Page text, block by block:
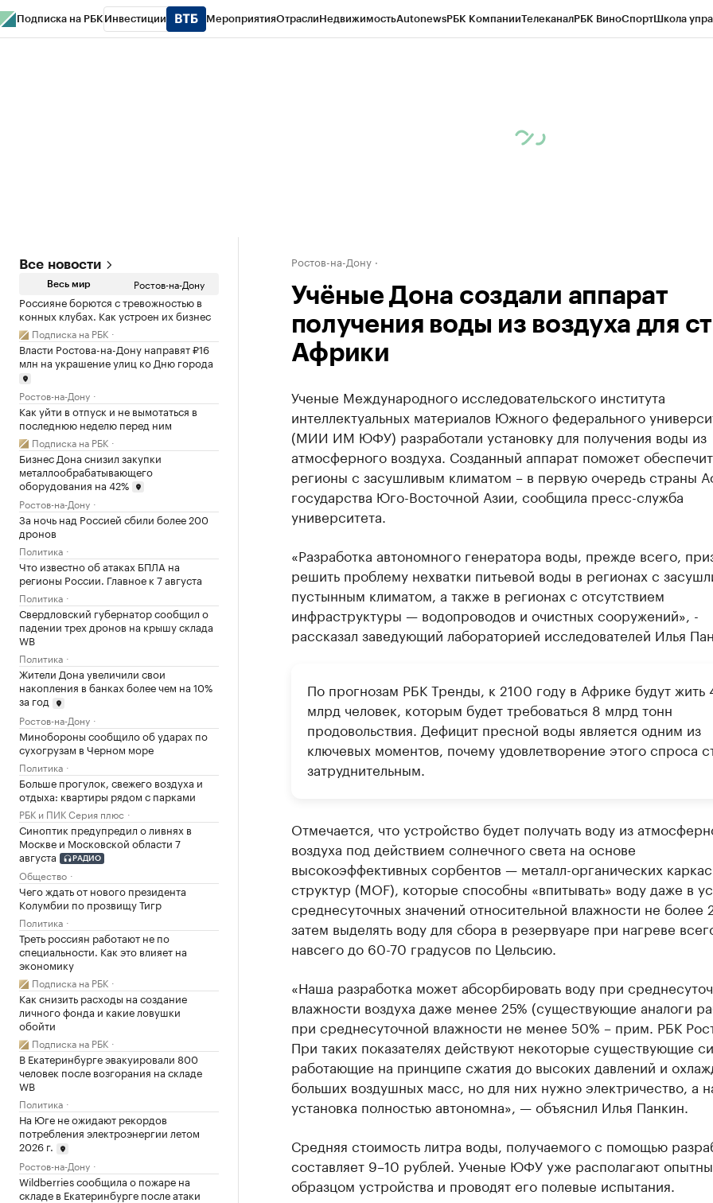
Подписка на РБК Инвестиции МероприятияОтраслиНедвижимостьAutonewsРБК КомпанииТелеканалРБК ВиноСпортШкола
Все новости
Весь мир Ростов-на-Дону
Россияне борются с тревожностью в
конных клубах. Как устроен их бизнес
Подписка на РБК
Власти Ростова-на-Дону направят ₽16
млн на украшение улиц ко Дню города
Ростов-на-Дону
Как уйти в отпуск и не вымотаться в
последнюю неделю перед ним
Подписка на РБК
Бизнес Дона снизил закупки
металлообрабатывающего
оборудования на 42%
Ростов-на-Дону
За ночь над Россией сбили более 200
дронов
Политика
Что известно об атаках БПЛА на
регионы России. Главное к 7 августа
Политика
Свердловский губернатор сообщил о
падении трех дронов на крышу склада
WB
Политика
Жители Дона увеличили свои
накопления в банках более чем на 10%
за год
Ростов-на-Дону
Минобороны сообщило об ударах по
сухогрузам в Черном море
Политика
Больше прогулок, свежего воздуха и
отдыха: квартиры рядом с парками
РБК и ПИК Серия плюс
Синоптик предупредил о ливнях в
Москве и Московской области 7
августа
РАДИО
Общество
Чего ждать от нового президента
Колумбии по прозвищу Тигр
Политика
Треть россиян работают не по
специальности. Как это влияет на
экономику
Подписка на РБК
Как снизить расходы на создание
личного фонда и какие ловушки
обойти
Подписка на РБК
В Екатеринбурге эвакуировали 800
человек после возгорания на складе
WB
Политика
На Юге не ожидают рекордов
потребления электроэнергии летом
2026 г.
Ростов-на-Дону
Wildberries сообщила о пожаре на
складе в Екатеринбурге после атаки
Ростов-на-Дону
Учёные Дона создали аппарат
получения воды из воздуха для
Африки
Ученые Международного исследовательского института
интеллектуальных материалов Южного федерального
(МИИ ИМ ЮФУ) разработали установку для получения воды из
атмосферного воздуха. Созданный аппарат поможет
регионы с засушливым климатом – в первую очередь страны
государства Юго-Восточной Азии, сообщила пресс-служба
университета.
«Разработка автономного генератора воды, прежде всего,
решить проблему нехватки питьевой воды в регионах с
пустынным климатом, а также в регионах с отсутствием
инфраструктуры — водопроводов и очистных сооружений», -
рассказал заведующий лабораторией исследователей Илья
По прогнозам РБК Тренды, к 2100 году в Африке будут жить
млрд человек, которым будет требоваться 8 млрд тонн
продовольствия. Дефицит пресной воды является одним из
ключевых моментов, почему удовлетворение этого спроса
затруднительным.
Отмечается, что устройство будет получать воду из
воздуха под действием солнечного света на основе
высокоэффективных сорбентов — металл-органических
структур (MOF), которые способны «впитывать» воду даже в
среднесуточных значений относительной влажности не более
затем выделять воду для сбора в резервуаре при нагреве
навсего до 60-70 градусов по Цельсию.
«Наша разработка может абсорбировать воду при
влажности воздуха даже менее 25% (существующие аналоги
при среднесуточной влажности не менее 50% – прим. РБК
При таких показателях действуют некоторые существующие
работающие на принципе сжатия до высоких давлений и
больших воздушных масс, но для них нужно электричество, а
установка полностью автономна», — объяснил Илья Панкин.
Средняя стоимость литра воды, получаемого с помощью
составляет 9–10 рублей. Ученые ЮФУ уже располагают
образцом устройства и проводят его полевые испытания.